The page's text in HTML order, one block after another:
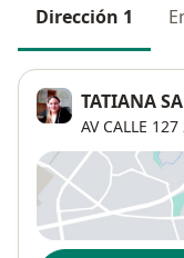
Dirección 1
TATIANA
AV CALLE